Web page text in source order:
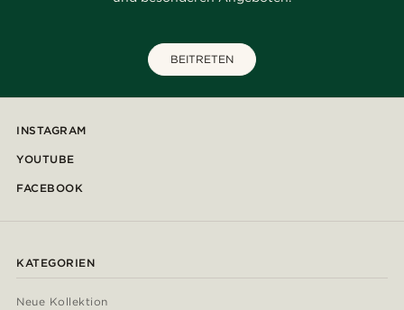
BEITRETEN
INSTAGRAM
YOUTUBE
FACEBOOK
KATEGORIEN
Neue Kollektion